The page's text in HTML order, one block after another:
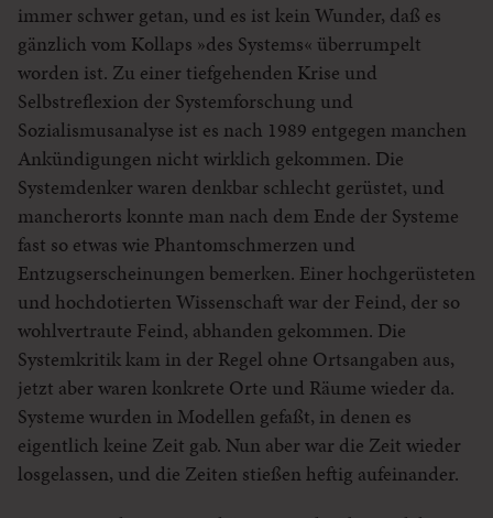
immer schwer getan, und es ist kein Wunder, daß es
gänzlich vom Kollaps »des Systems« überrumpelt
worden ist. Zu einer tiefgehenden Krise und
Selbstreflexion der Systemforschung und
Sozialismusanalyse ist es nach 1989 entgegen manchen
Ankündigungen nicht wirklich gekommen. Die
Systemdenker waren denkbar schlecht gerüstet, und
mancherorts konnte man nach dem Ende der Systeme
fast so etwas wie Phantomschmerzen und
Entzugserscheinungen bemerken. Einer hochgerüsteten
und hochdotierten Wissenschaft war der Feind, der so
wohlvertraute Feind, abhanden gekommen. Die
Systemkritik kam in der Regel ohne Ortsangaben aus,
jetzt aber waren konkrete Orte und Räume wieder da.
Systeme wurden in Modellen gefaßt, in denen es
eigentlich keine Zeit gab. Nun aber war die Zeit wieder
losgelassen, und die Zeiten stießen heftig aufeinander.